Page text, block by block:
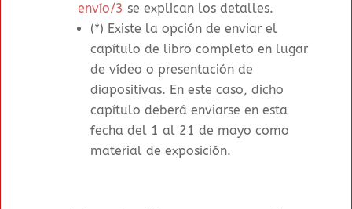
envío/3 se explican los detalles.
(*) Existe la opción de enviar el
capítulo de libro completo en lugar
de vídeo o presentación de
diapositivas. En este caso, dicho
capítulo deberá enviarse en esta
fecha del 1 al 21 de mayo como
material de exposición.